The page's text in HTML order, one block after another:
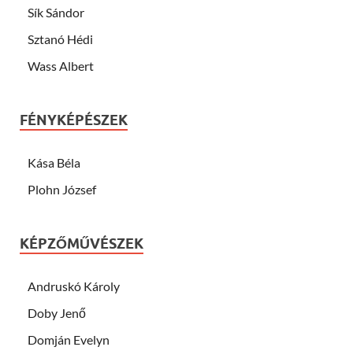
Sík Sándor
Sztanó Hédi
Wass Albert
FÉNYKÉPÉSZEK
Kása Béla
Plohn József
KÉPZŐMŰVÉSZEK
Andruskó Károly
Doby Jenő
Domján Evelyn